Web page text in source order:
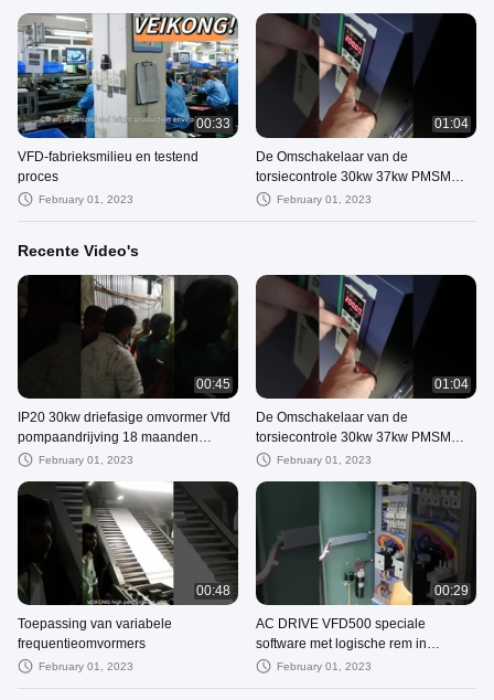
00:33
VFD-fabrieksmilieu en testend
proces
February 01, 2023
01:04
De Omschakelaar van de
torsiecontrole 30kw 37kw PMSM
voor Asynchrone Motor
February 01, 2023
Recente Video's
00:45
IP20 30kw driefasige omvormer Vfd
pompaandrijving 18 maanden
garantie
February 01, 2023
01:04
De Omschakelaar van de
torsiecontrole 30kw 37kw PMSM
voor Asynchrone Motor
February 01, 2023
00:48
Toepassing van variabele
frequentieomvormers
February 01, 2023
00:29
AC DRIVE VFD500 speciale
software met logische rem in
bouwlift, torenkraan
February 01, 2023